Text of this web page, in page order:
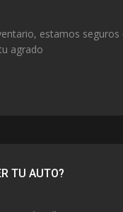
estamos seguros
agrado
TU AUTO?